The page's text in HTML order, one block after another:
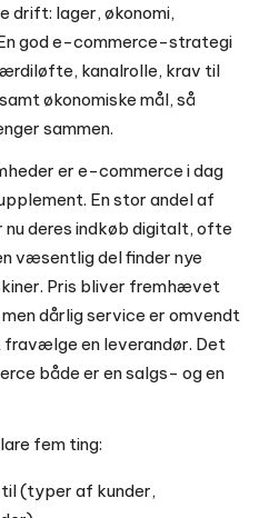
drift: lager, økonomi,
god e-commerce-strategi
kanalrolle, krav til
økonomiske mål, så
sammen.
er e-commerce i dag
En stor andel af
deres indkøb digitalt, ofte
væsentlig del finder nye
Pris bliver fremhævet
dårlig service er omvendt
en leverandør. Det
både er en salgs- og en
fem ting:
(typer af kunder,